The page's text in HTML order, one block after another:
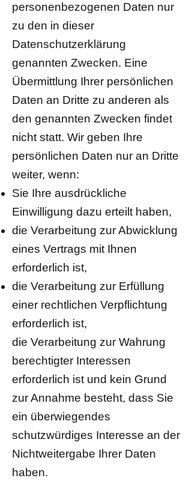
personenbezogenen Daten nur
zu den in dieser
Datenschutzerklärung
genannten Zwecken. Eine
Übermittlung Ihrer persönlichen
Daten an Dritte zu anderen als
den genannten Zwecken findet
nicht statt. Wir geben Ihre
persönlichen Daten nur an Dritte
weiter, wenn:
Sie Ihre ausdrückliche
Einwilligung dazu erteilt haben,
die Verarbeitung zur Abwicklung
eines Vertrags mit Ihnen
erforderlich ist,
die Verarbeitung zur Erfüllung
einer rechtlichen Verpflichtung
erforderlich ist,
die Verarbeitung zur Wahrung
berechtigter Interessen
erforderlich ist und kein Grund
zur Annahme besteht, dass Sie
ein überwiegendes
schutzwürdiges Interesse an der
Nichtweitergabe Ihrer Daten
haben.